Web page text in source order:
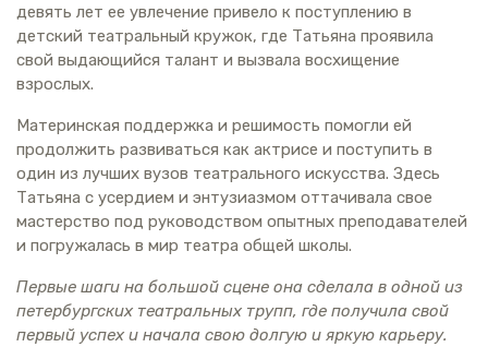
девять лет ее увлечение привело к поступлению в
детский театральный кружок, где Татьяна проявила
свой выдающийся талант и вызвала восхищение
взрослых.
Материнская поддержка и решимость помогли ей
продолжить развиваться как актрисе и поступить в
один из лучших вузов театрального искусства. Здесь
Татьяна с усердием и энтузиазмом оттачивала свое
мастерство под руководством опытных преподавателей
и погружалась в мир театра общей школы.
Первые шаги на большой сцене она сделала в одной из
петербургских театральных трупп, где получила свой
первый успех и начала свою долгую и яркую карьеру.